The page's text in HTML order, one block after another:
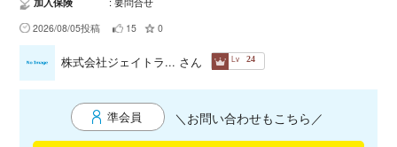
の上、メールにてご連絡ください。 ・会社名 ・ご担当者氏名
・ご連絡先（電話、メール） まずはお気軽にご連絡いただき、
対応可能工事や条件についてなどお話させていただきたいと思
っています。
2026/08/05投稿 15 0
準会員 ＼お問い合わせもこちら／
株式会社ジェイトラ... さん Lv 24